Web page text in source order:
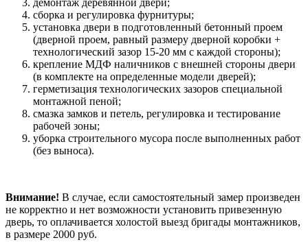
демонтаж деревянной двери;
сборка и регулировка фурнитуры;
установка двери в подготовленный бетонный проем
(дверной проем, равный размеру дверной коробки +
технологический зазор 15-20 мм с каждой стороны);
крепление МДФ наличников с внешней стороны двери
(в комплекте на определенные модели дверей);
герметизация технологических зазоров специальной
монтажной пеной;
смазка замков и петель, регулировка и тестирование
рабочей зоны;
уборка строительного мусора после выполненных работ
(без выноса).
Внимание! В случае, если самостоятельный замер произведен
не корректно и нет возможности установить привезенную
дверь, то оплачивается холостой выезд бригады монтажников,
в размере 2000 руб.